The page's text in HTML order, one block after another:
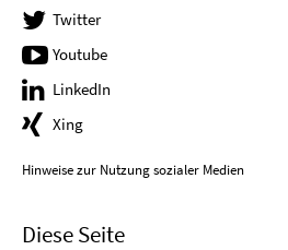
Twitter
Youtube
LinkedIn
Xing
Hinweise zur Nutzung sozialer Medien
Diese Seite